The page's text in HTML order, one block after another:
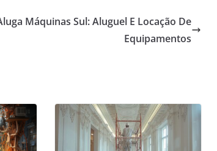
Máquinas Sul: Aluguel E Locação De
Equipamentos